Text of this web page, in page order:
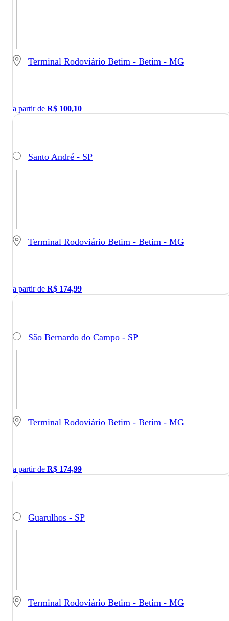
Terminal Rodoviário Betim - Betim - MG
a partir de R$ 100,10
Santo André - SP
Terminal Rodoviário Betim - Betim - MG
a partir de R$ 174,99
São Bernardo do Campo - SP
Terminal Rodoviário Betim - Betim - MG
a partir de R$ 174,99
Guarulhos - SP
Terminal Rodoviário Betim - Betim - MG